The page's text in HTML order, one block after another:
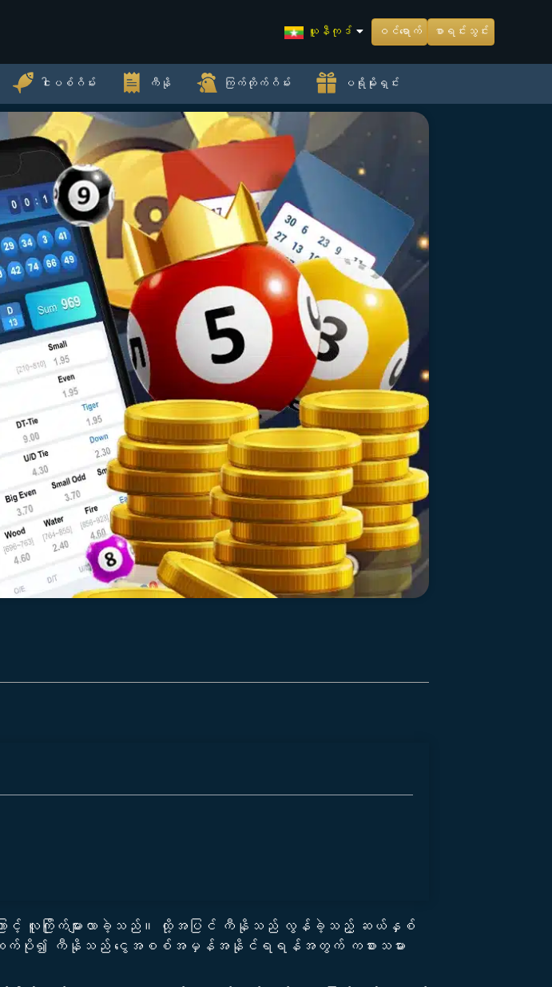
ယူနီကုဒ် ဝင်ရောက် စာရင်းသွင်း
ငါးပစ်ဂိမ်း ကီနို ကြက်တိုက်ဂိမ်း ပရိုမိုးရှင်း
ကြောင့် လူကြိုက်များလာခဲ့သည်။ ထို့အပြင် ကီနိုသည် လွန်ခဲ့သည့် ဆယ်နှစ်
ည်။ ထို့ထက်ပို၍ ကီနိုသည် ငွေအစစ်အမှန်အနိုင်ရရန်အတွက် ကစားသမား